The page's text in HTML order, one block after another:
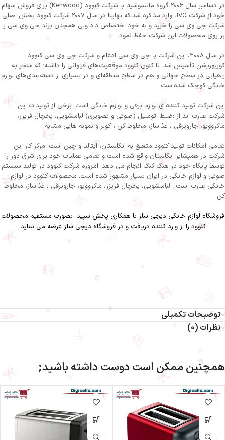
در دسامبر سال 2006 گروه ماتسوشیتا با شرکت کنوود (Kenwood) برای فروش سهام
خود از شرکت JVC وارد مذاکره شد که نهایتا‌ در سال 2007 شرکت کنوود بخش اصلی
شرکت جی وی سی را خرید و به خود اختصاص داد ولی همچنان برند جی وی سی را
بر روی محصولات این شرکت حفظ نمود.
در سال ۲۰۰۸، این شرکت با جی وی سی ادغام و شرکت جی وی سی کنوود
کورپوریشن تأسیس شد. تا کنون کنوود موقعیت‌های فراوانی را داشته؛ که منجر به
راهیابی در سطح جهانی و هم در سطح منطقه‌ای و در بسیاری از دسته‌بندی‌های لوازم
خانگی کوچک شده‌است.
این شرکت تولید کننده ی لوازم برقی و لوازم خانگی است. برخی از تولیدات این
شرکت عبارت اند از :ضبط اتومبیل (صوتی و تصویری) لباسشویی، یخچال فریزر،
ماکروویو، جاروبرقی ، غذاساز، مخلوط کن ، کولر و نمونه هایی مشابه.
تمامی امکانات تولید کنوود متعلق به انگلستان، ایتالیا و چین است. مرکز کار این
شرکت در همپشایر انگلستان واقع شده است و تمامی عملیات خود برای شرق دور را
توسط پایگاه خود در هنگ کنگ انجام می دهد. امروزه شرکت کنوود در تولید سیستم
صوتی و لوازم خانگی در ایران بسیار مشهور شده است. محصولات کنوود در لوازم
خانگی عبارت است : لباسشویی، یخچال فریزر، ماکروویو، جاروبرقی ، غذاساز، مخلوط
کن
فروشگاه لوازم خانگی دیجی سلز با همکاری پخش سپید بصورت مستقیم محصولات
کنوود را از وارد کننده دریافت و در فروشگاه دیجی سلز عرضه می نماید.
توستر نان کنوود TTM480-توستر نان کنوود TTM480 دیجی سلز-توستر نان کنوود-
توستر نان-توستر-کنوود-دیجی سلز-لوازم خانگی-لوازم پخت و پز
توستر نان کنوود مدل TTM480
توضیحات تکمیلی
نظرات (0)
همچنین ممکن است دوست داشته باشید;